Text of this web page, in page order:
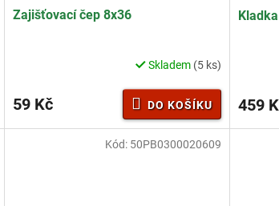
Zajišťovací čep 8x36
Skladem (5 ks)
59 Kč DO KOŠÍKU 459
Kód: 50PB0300020609